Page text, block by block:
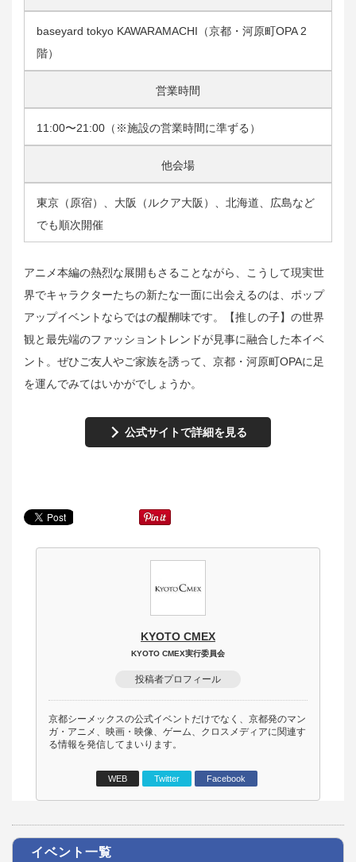
baseyard tokyo KAWARAMACHI（京都・河原町OPA 2
階）
営業時間
11:00〜21:00（※施設の営業時間に準ずる）
他会場
東京（原宿）、大阪（ルクア大阪）、北海道、広島など
でも順次開催
アニメ本編の熱烈な展開もさることながら、こうして現実世
界でキャラクターたちの新たな一面に出会えるのは、ポップ
アップイベントならではの醍醐味です。【推しの子】の世界
観と最先端のファッショントレンドが見事に融合した本イベ
ント。ぜひご友人やご家族を誘って、京都・河原町OPAに足
を運んでみてはいかがでしょうか。
公式サイトで詳細を見る
KYOTO CMEX
KYOTO CMEX実行委員会
投稿者プロフィール
京都シーメックスの公式イベントだけでなく、京都発のマン
ガ・アニメ、映画・映像、ゲーム、クロスメディアに関連す
る情報を発信してまいります。
WEB Twitter Facebook
イベント一覧